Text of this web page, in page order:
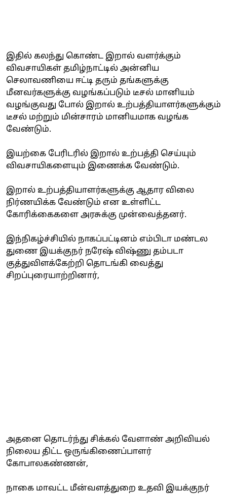
இதில் கலந்து கொண்ட இறால் வளர்க்கும்
விவசாயிகள் தமிழ்நாட்டில் அன்னிய
செலாவணியை ஈட்டி தரும் தங்களுக்கு
மீனவர்களுக்கு வழங்கப்படும் டீசல் மானியம்
வழங்குவது போல் இறால் உற்பத்தியாளர்களுக்கும்
டீசல் மற்றும் மின்சாரம் மானியமாக வழங்க
வேண்டும்.
இயற்கை பேரிடரில் இறால் உற்பத்தி செய்யும்
விவசாயிகளையும் இணைக்க வேண்டும்.
இறால் உற்பத்தியாளர்களுக்கு ஆதார விலை
நிர்ணயிக்க வேண்டும் என உள்ளிட்ட
கோரிக்கைகளை அரசுக்கு முன்வைத்தனர்.
இந்நிகழ்ச்சியில் நாகப்பட்டினம் எம்பிடா மண்டல
துணை இயக்குநர் நரேஷ் விஷ்ணு தம்படா
குத்துவிளக்கேற்றி தொடங்கி வைத்து
சிறப்புரையாற்றினார்,
அதனை தொடர்ந்து சிக்கல் வேளாண் அறிவியல்
நிலைய திட்ட ஒருங்கிணைப்பாளர்
கோபாலகண்ணன்,
நாகை மாவட்ட மீன்வளத்துறை உதவி இயக்குநர்